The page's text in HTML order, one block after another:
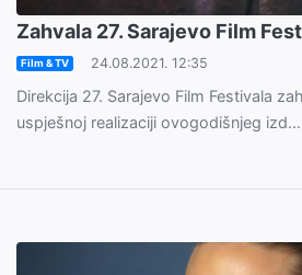
Zahvala 27. Sarajevo Film
Film & TV 24.08.2021. 12:35
Direkcija 27. Sarajevo Film Festivala
uspješnoj realizaciji ovogodišnjeg izd...